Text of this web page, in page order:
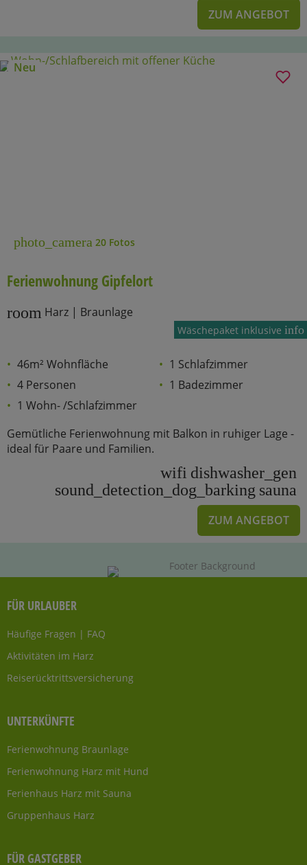
ZUM ANGEBOT
Neu
photo_camera 20 Fotos
Ferienwohnung Gipfelort
room Harz | Braunlage
Wäschepaket inklusive info
46m² Wohnfläche
4 Personen
1 Wohn- /Schlafzimmer
1 Schlafzimmer
1 Badezimmer
Gemütliche Ferienwohnung mit Balkon in ruhiger Lage -
ideal für Paare und Familien.
wifi dishwasher_gen
sound_detection_dog_barking sauna
ZUM ANGEBOT
FÜR URLAUBER
Häufige Fragen | FAQ
Aktivitäten im Harz
Reiserücktrittsversicherung
UNTERKÜNFTE
Ferienwohnung Braunlage
Ferienwohnung Harz mit Hund
Ferienhaus Harz mit Sauna
Gruppenhaus Harz
FÜR GASTGEBER